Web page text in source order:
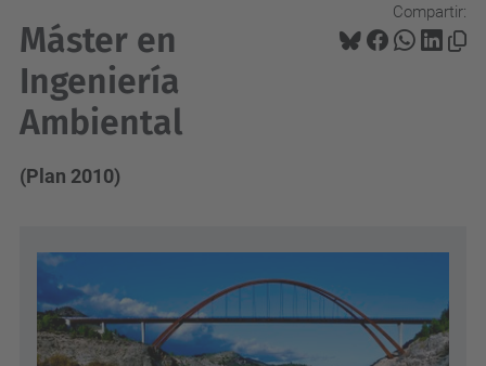
Compartir:
Máster en
Ingeniería
Ambiental
(Plan 2010)